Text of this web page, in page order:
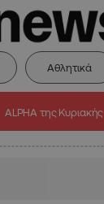
Αθλητικά
ALPHA της Κυριακής